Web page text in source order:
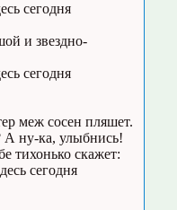
сегодня
и звездно-
сегодня
меж сосен пляшет.
А ну-ка, улыбнись!
тихонько скажет:
сегодня